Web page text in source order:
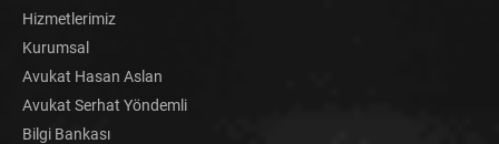
Hizmetlerimiz
Kurumsal
Avukat Hasan Aslan
Avukat Serhat Yöndemli
Bilgi Bankası